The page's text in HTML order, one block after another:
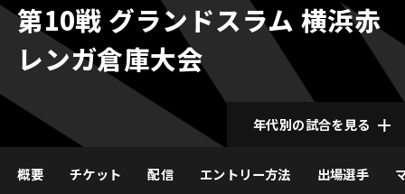
第10戦 グランドスラム 横浜赤
レンガ倉庫大会
年代別の試合を見る
概要 チケット 配信 エントリー方法 出場選手